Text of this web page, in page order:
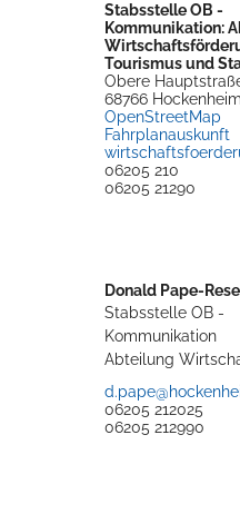
Stabsstelle OB -
Kommunikation:
Tourismus und
Obere
68766 Hockenheim
OpenStreetMap
Fahrplanauskunft
06205 210
06205 21290
Donald Pape-Rese
Stabsstelle OB -
Kommunikation
Abteilung
06205 212025
06205 212990